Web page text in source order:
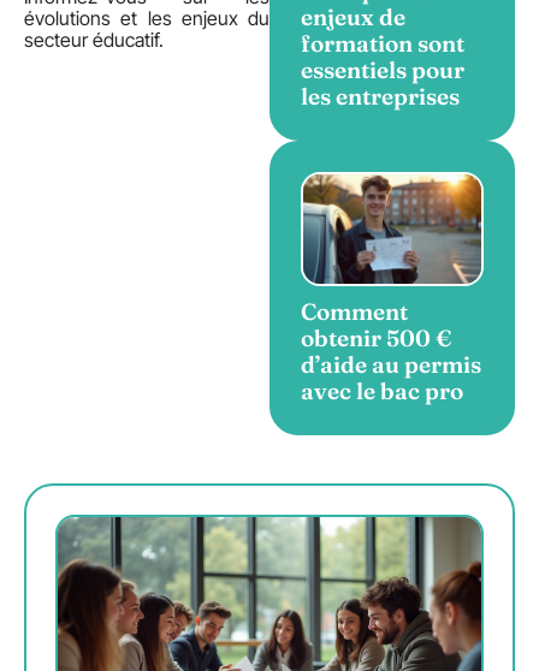
évolutions et les enjeux du
secteur éducatif.
enjeux de
formation sont
essentiels pour
les entreprises
Comment
obtenir 500 €
d’aide au permis
avec le bac pro